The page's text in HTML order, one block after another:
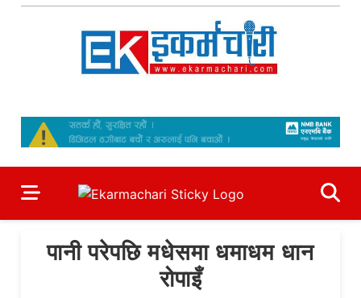
Skip
पानी परेपछि मधेसमा धमाधम धान
रोपाइँ